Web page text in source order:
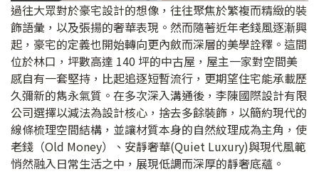
過往大眾對於豪宅設計的想像，往往聚焦於繁複而精緻的裝
飾語彙，以及張揚的奢華表現。然而隨著近年老錢風逐漸興
起，豪宅的定義也開始轉向更內斂而深層的美學詮釋。這間
位於林口，坪數高達 140 坪的中古屋，屋主一家對空間美
感自有一套堅持，比起追逐短暫流行，更期望住宅能承載歷
久彌新的雋永氣質。在多次深入溝通後，李陳國際設計有限
公司選擇以減法為設計核心，捨去多餘裝飾，以簡約現代的
線條梳理空間結構，並讓材質本身的自然紋理成為主角，使
老錢（Old Money）、安靜奢華(Quiet Luxury)與現代風範
悄然融入日常生活之中，展現低調而深厚的靜奢底蘊。